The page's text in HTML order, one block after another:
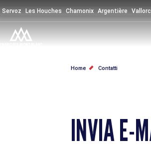
al
contenuto
principale
Servoz Les Houches Chamonix Argentière
BRICIOLE
PANE
Home Contatti
INVIA E-